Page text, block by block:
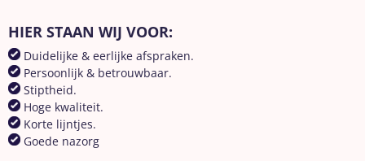
HIER STAAN WIJ VOOR:
Duidelijke & eerlijke afspraken.
Persoonlijk & betrouwbaar.
Stiptheid.
Hoge kwaliteit.
Korte lijntjes.
Goede nazorg